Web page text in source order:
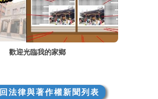
歡迎光臨我的家鄉
法律與著作權新聞列表